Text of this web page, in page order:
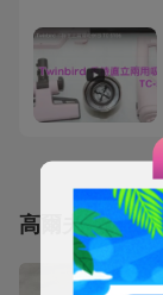
高爾夫球杆